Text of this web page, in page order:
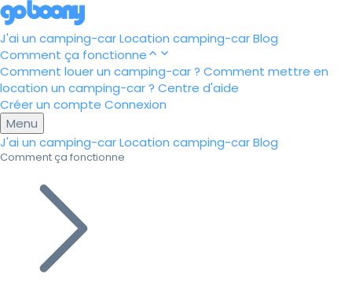
J'ai un camping-carLocation camping-carBlog
Comment ça fonctionne
Comment louer un camping-car ? Comment mettre en
location un camping-car ? Centre d'aide
Créer un compte Connexion
Menu
J'ai un camping-carLocation camping-carBlog
Comment ça fonctionne